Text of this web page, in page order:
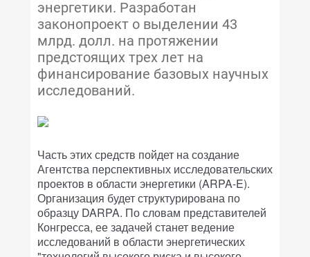
энергетики. Разработан
законопроект о выделении 43
млрд. долл. на протяжении
предстоящих трех лет на
финансирование базовых научных
исследований.
Часть этих средств пойдет на создание
Агентства перспективных исследовательских
проектов в области энергетики (ARPA-E).
Организация будет структурирована по
образцу DARPA. По словам представителей
Конгресса, ее задачей станет ведение
исследований в области энергетических